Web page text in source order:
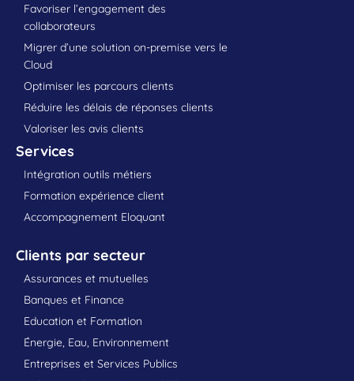
Favoriser l’engagement des
collaborateurs
Migrer d’une solution on-premise vers le
Cloud
Optimiser les parcours clients
Réduire les délais de réponses clients
Valoriser les avis clients
Services
Intégration outils métiers
Formation expérience client
Accompagnement Eloquant
Clients par secteur
Assurances et mutuelles
Banques et Finance
Education et Formation
Énergie, Eau, Environnement
Entreprises et Services Publics